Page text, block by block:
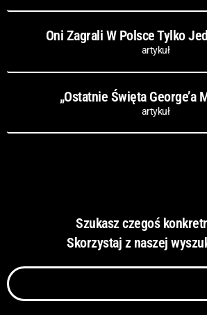
Oni Zagrali W Polsce Tylko
artykuł
„Ostatnie Święta George’a
artykuł
Szukasz czegoś
Skorzystaj z naszej
Szukaj